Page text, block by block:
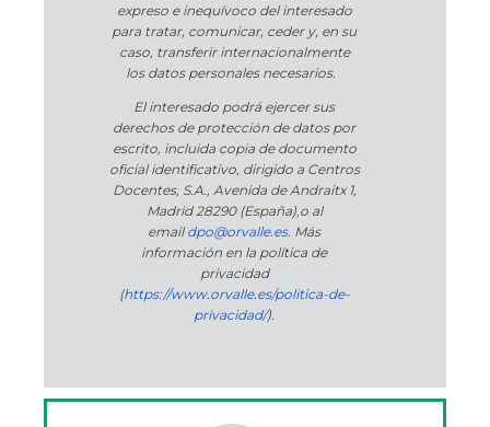
expreso e inequívoco del interesado
para tratar, comunicar, ceder y, en su
caso, transferir internacionalmente
los datos personales necesarios.
El interesado podrá ejercer sus
derechos de protección de datos por
escrito, incluida copia de documento
oficial identificativo, dirigido a Centros
Docentes, S.A., Avenida de Andraitx 1,
Madrid 28290 (España), o al
emaildpo@orvalle.es. Más
información en la política de
privacidad
(https://www.orvalle.es/politica-de-
privacidad/).